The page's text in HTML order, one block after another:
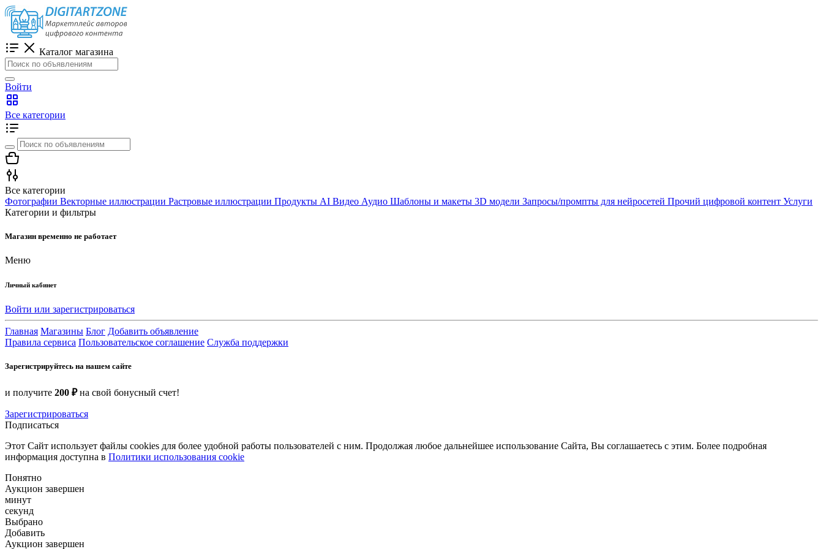
Каталог магазина
Войти
Все категории
Все категории
Фотографии Векторные иллюстрации Растровые иллюстрации Продукты AI Видео Аудио Шаблоны и макеты 3D модели Запросы/промпты для нейросетей Прочий цифровой контент Услуги
Категории и фильтры
Магазин временно не работает
Меню
Личный кабинет
Войти или зарегистрироваться
Главная Магазины Блог Добавить объявление
Правила сервиса Пользовательское соглашение Служба поддержки
Зарегистрируйтесь на нашем сайте
и получите 200 ₽на свой бонусный счет!
Зарегистрироваться
Подписаться
Этот Сайт использует файлы cookies для более удобной работы пользователей с ним. Продолжая любое дальнейшее использование Сайта, Вы соглашаетесь с этим. Более подробная
информация доступна в Политики использования cookie
Понятно
Аукцион завершен
минут
секунд
Выбрано
Добавить
Аукцион завершен